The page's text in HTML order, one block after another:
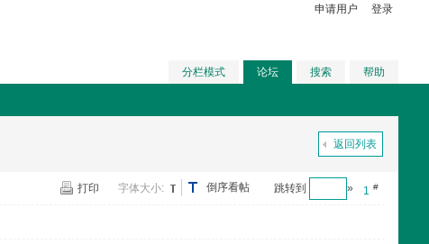
申请用户 登录
分栏模式 论坛 搜索 帮助
返回列表
1 #
跳转到 »
倒序看帖
打印 字体大小: